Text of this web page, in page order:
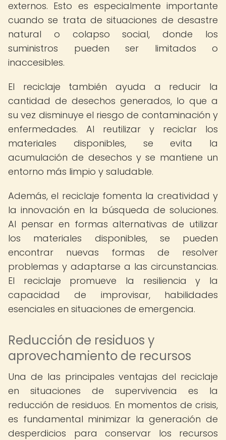
externos. Esto es especialmente importante
cuando se trata de situaciones de desastre
natural o colapso social, donde los
suministros pueden ser limitados o
inaccesibles.
El reciclaje también ayuda a reducir la
cantidad de desechos generados, lo que a
su vez disminuye el riesgo de contaminación y
enfermedades. Al reutilizar y reciclar los
materiales disponibles, se evita la
acumulación de desechos y se mantiene un
entorno más limpio y saludable.
Además, el reciclaje fomenta la creatividad y
la innovación en la búsqueda de soluciones.
Al pensar en formas alternativas de utilizar
los materiales disponibles, se pueden
encontrar nuevas formas de resolver
problemas y adaptarse a las circunstancias.
El reciclaje promueve la resiliencia y la
capacidad de improvisar, habilidades
esenciales en situaciones de emergencia.
Reducción de residuos y
aprovechamiento de recursos
Una de las principales ventajas del reciclaje
en situaciones de supervivencia es la
reducción de residuos. En momentos de crisis,
es fundamental minimizar la generación de
desperdicios para conservar los recursos